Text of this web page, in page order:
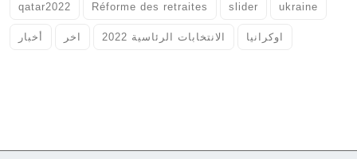
qatar2022 Réforme des retraites slider ukraine
أخبار اخر الانتخابات الرئاسية 2022 اوكرانيا